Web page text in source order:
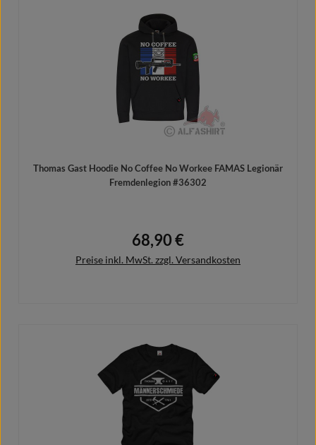
Thomas Gast Hoodie No Coffee No Workee FAMAS Legionär
Fremdenlegion #36302
Regulärer Preis:
68,90 €
Preise inkl. MwSt. zzgl. Versandkosten
Details